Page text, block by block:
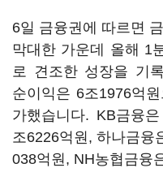
6일 금융권에 따르면
막대한 가운데 올해 1
로 견조한 성장을 기
순이익은 6조1976억
가했습니다. KB금융
조6226억원, 하나금융
038억원, NH농협금융